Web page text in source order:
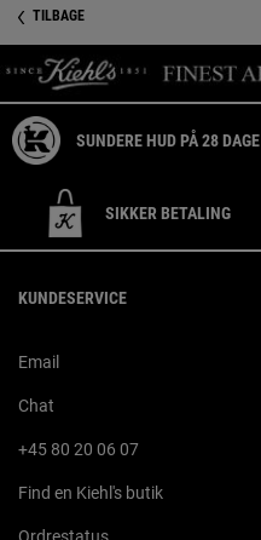
TILBAGE
SUNDERE HUD PÅ 28 DAGE
SIKKER BETALING
KUNDESERVICE
Email
Chat
+45 80 20 06 07
Find en Kiehl's butik